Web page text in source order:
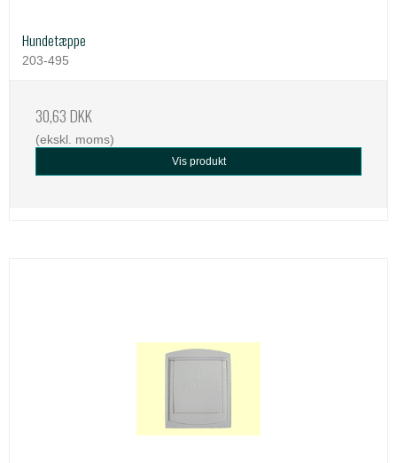
Hundetæppe
203-495
30,63 DKK
(ekskl. moms)
Vis produkt